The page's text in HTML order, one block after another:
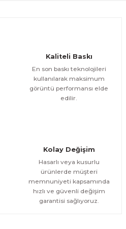
3 Parça Pleksi Aynalı Tablo
%13
%13
Kaliteli Baskı
En son baskı teknolojileri
kullanılarak maksimum
görüntü performansı elde
edilir.
Kolay Değişim
Hasarlı veya kusurlu
ürünlerde müşteri
memnuniyeti kapsamında
hızlı ve güvenli değişim
garantisi sağlıyoruz.